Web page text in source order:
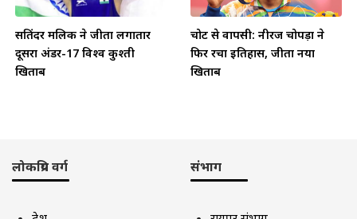
सतिंदर मलिक ने जीता लगातार
दूसरा अंडर-17 विश्व कुश्ती
खिताब
चोट से वापसी: नीरज चोपड़ा ने
फिर रचा इतिहास, जीता नया
खिताब
लोकप्रिय वर्ग संभाग